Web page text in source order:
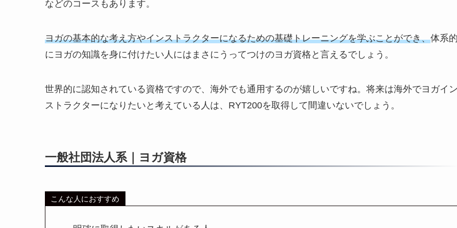
などのコースもあります。
ヨガの基本的な考え方やインストラクターになるための基礎トレーニングを学ぶことができ、体系
にヨガの知識を身に付けたい人にはまさにうってつけのヨガ資格と言えるでしょう。
世界的に認知されている資格ですので、海外でも通用するのが嬉しいですね。将来は海外でヨガイ
ストラクターになりたいと考えている人は、RYT200を取得して間違いないでしょう。
一般社団法人系｜ヨガ資格
こんな人におすすめ